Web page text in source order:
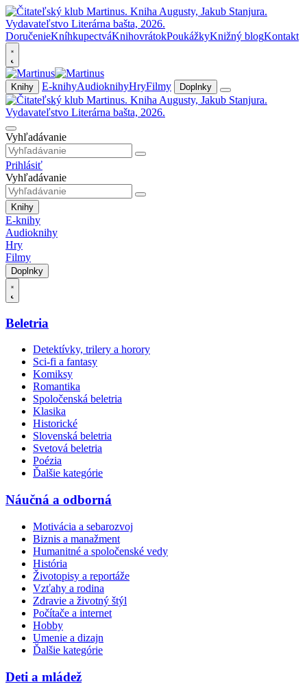
DoručenieKníhkupectváKnihovrátokPoukážkyKnižný blogKontakt
Knihy E-knihyAudioknihyHryFilmy Doplnky
Vyhľadávanie
Prihlásiť
Vyhľadávanie
Knihy
E-knihy
Audioknihy
Hry
Filmy
Doplnky
Beletria
Detektívky, trilery a horory
Sci-fi a fantasy
Komiksy
Romantika
Spoločenská beletria
Klasika
Historické
Slovenská beletria
Svetová beletria
Poézia
Ďalšie kategórie
Náučná a odborná
Motivácia a sebarozvoj
Biznis a manažment
Humanitné a spoločenské vedy
História
Životopisy a reportáže
Vzťahy a rodina
Zdravie a životný štýl
Počítače a internet
Hobby
Umenie a dizajn
Ďalšie kategórie
Deti a mládež